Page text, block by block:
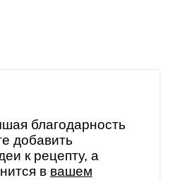
благодарность
добавить
к рецепту, а
в вашем